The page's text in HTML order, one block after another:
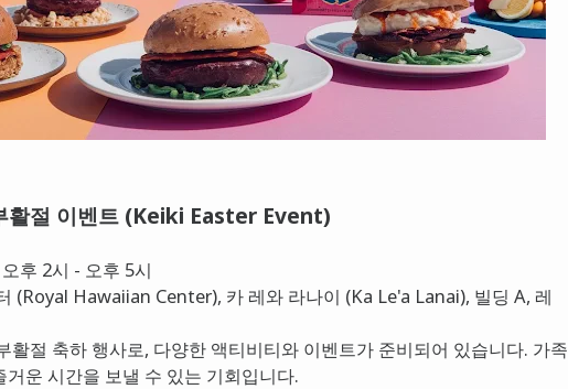
활절 이벤트 (Keiki Easter Event)
후 2시 - 오후 5시
(Royal Hawaiian Center), 카 레와 라나이 (Ka Le'a Lanai), 빌딩 A, 레
활절 축하 행사로, 다양한 액티비티와 이벤트가 준비되어 있습니다. 가족
운 시간을 보낼 수 있는 기회입니다.